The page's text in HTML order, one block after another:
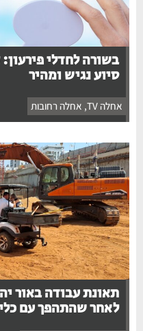
בשורה לחדלי פירעון:
סיוע נגיש ומהיר
אחלה TV ,אחלה רחובות
תאונת עבודה באור
לאחר שהתהפך עם כלי